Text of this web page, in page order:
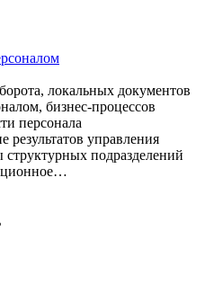
локальных документов
бизнес-процессов
персонала
управления
структурных подразделений